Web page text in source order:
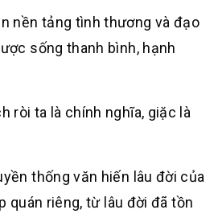
nền tảng tình thương và đạo
sống thanh bình, hạnh
ròi ta là chính nghĩa, giặc là
thống văn hiến lâu đời của
quán riêng, từ lâu đời đã tồn